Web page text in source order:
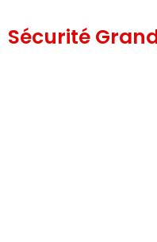
Sécurité